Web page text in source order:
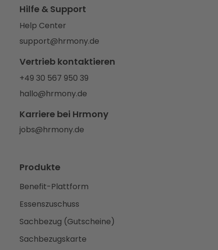
Hilfe & Support
Help Center
support@hrmony.de
Vertrieb kontaktieren
+49 30 567 950 39
hallo@hrmony.de
Karriere bei Hrmony
jobs@hrmony.de
Produkte
Benefit-Plattform
Essenszuschuss
Sachbezug (Gutscheine)
Sachbezugskarte